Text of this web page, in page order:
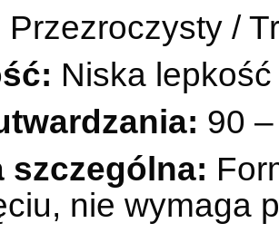
Przezroczysty /
Niska
90
szczególna:
nie wymaga